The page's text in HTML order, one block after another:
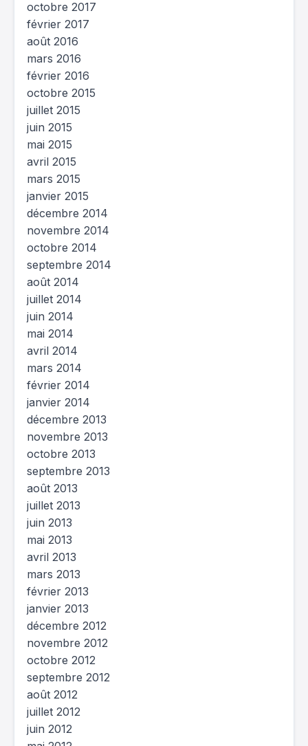
octobre 2017
février 2017
août 2016
mars 2016
février 2016
octobre 2015
juillet 2015
juin 2015
mai 2015
avril 2015
mars 2015
janvier 2015
décembre 2014
novembre 2014
octobre 2014
septembre 2014
août 2014
juillet 2014
juin 2014
mai 2014
avril 2014
mars 2014
février 2014
janvier 2014
décembre 2013
novembre 2013
octobre 2013
septembre 2013
août 2013
juillet 2013
juin 2013
mai 2013
avril 2013
mars 2013
février 2013
janvier 2013
décembre 2012
novembre 2012
octobre 2012
septembre 2012
août 2012
juillet 2012
juin 2012